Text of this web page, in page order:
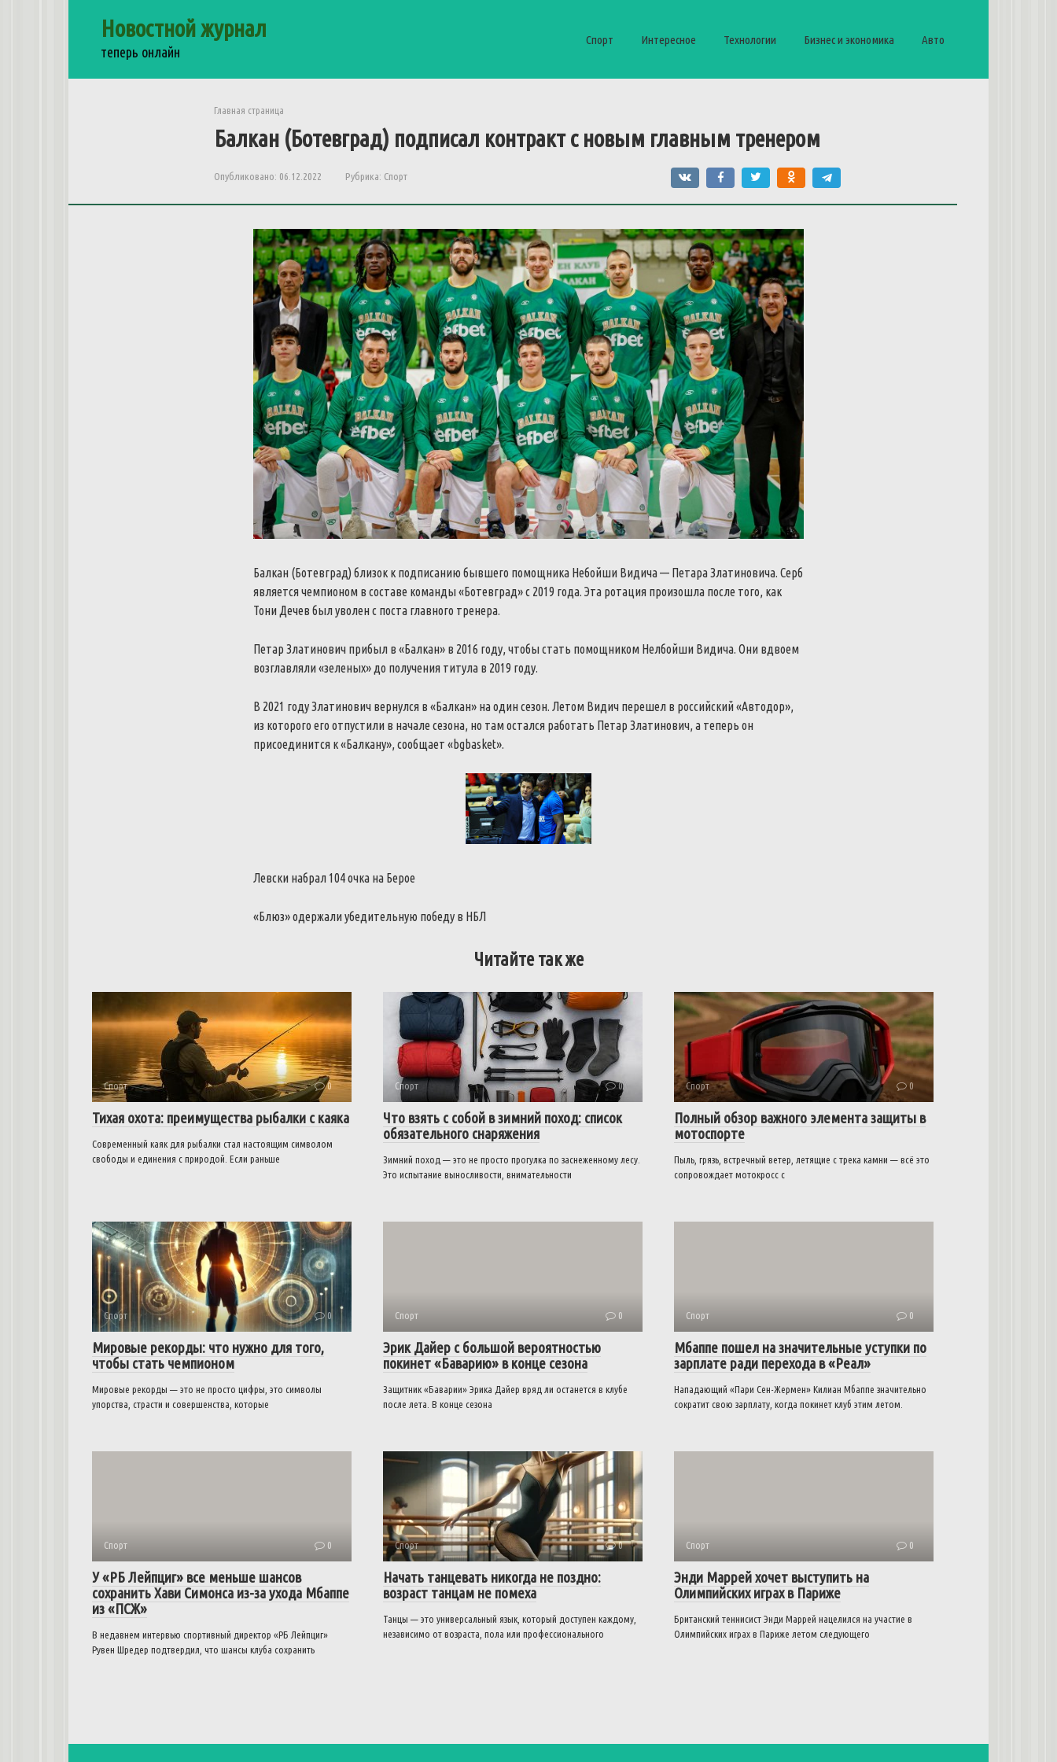
Новостной журнал
теперь онлайн
Спорт Интересное Технологии Бизнес и экономика Авто
Главная страница
Балкан (Ботевград) подписал контракт с новым главным тренером
Опубликовано: 06.12.2022 Рубрика: Спорт
Балкан (Ботевград) близок к подписанию бывшего помощника Небойши Видича — Петара Златиновича. Серб
является чемпионом в составе команды «Ботевград» с 2019 года. Эта ротация произошла после того, как
Тони Дечев был уволен с поста главного тренера.
Петар Златинович прибыл в «Балкан» в 2016 году, чтобы стать помощником Нелбойши Видича. Они вдвоем
возглавляли «зеленых» до получения титула в 2019 году.
В 2021 году Златинович вернулся в «Балкан» на один сезон. Летом Видич перешел в российский «Автодор»,
из которого его отпустили в начале сезона, но там остался работать Петар Златинович, а теперь он
присоединится к «Балкану», сообщает «bgbasket».
Левски набрал 104 очка на Берое
«Блюз» одержали убедительную победу в НБЛ
Читайте так же
Спорт 0
Тихая охота: преимущества рыбалки с каяка
Современный каяк для рыбалки стал настоящим символом
свободы и единения с природой. Если раньше
Спорт 0
Что взять с собой в зимний поход: список
обязательного снаряжения
Зимний поход — это не просто прогулка по заснеженному лесу.
Это испытание выносливости, внимательности
Спорт 0
Полный обзор важного элемента защиты в
мотоспорте
Пыль, грязь, встречный ветер, летящие с трека камни — всё это
сопровождает мотокросс с
Спорт 0
Мировые рекорды: что нужно для того,
чтобы стать чемпионом
Мировые рекорды — это не просто цифры, это символы
упорства, страсти и совершенства, которые
Спорт 0
Эрик Дайер с большой вероятностью
покинет «Баварию» в конце сезона
Защитник «Баварии» Эрика Дайер вряд ли останется в клубе
после лета. В конце сезона
Спорт 0
Мбаппе пошел на значительные уступки по
зарплате ради перехода в «Реал»
Нападающий «Пари Сен-Жермен» Килиан Мбаппе значительно
сократит свою зарплату, когда покинет клуб этим летом.
Спорт 0
У «РБ Лейпциг» все меньше шансов
сохранить Хави Симонса из-за ухода Мбаппе
из «ПСЖ»
В недавнем интервью спортивный директор «РБ Лейпциг»
Рувен Шредер подтвердил, что шансы клуба сохранить
Спорт 0
Начать танцевать никогда не поздно:
возраст танцам не помеха
Танцы — это универсальный язык, который доступен каждому,
независимо от возраста, пола или профессионального
Спорт 0
Энди Маррей хочет выступить на
Олимпийских играх в Париже
Британский теннисист Энди Маррей нацелился на участие в
Олимпийских играх в Париже летом следующего